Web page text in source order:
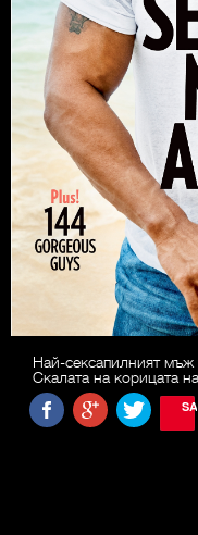
Най-сексапилният
Скалата на корицата